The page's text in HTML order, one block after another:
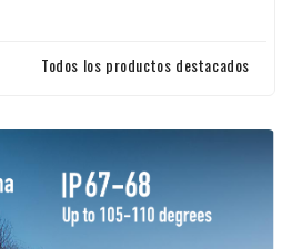
Todos los productos destacados